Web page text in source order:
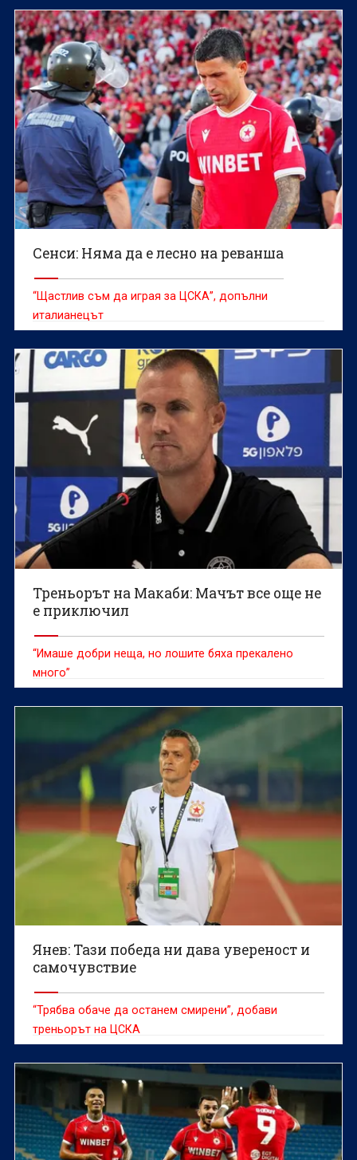
Сенси: Няма да е лесно на реванша
“Щастлив съм да играя за ЦСКА”, допълни
италианецът
Треньорът на Макаби: Мачът все още не
е приключил
“Имаше добри неща, но лошите бяха прекалено
много”
Янев: Тази победа ни дава увереност и
самочувствие
“Трябва обаче да останем смирени”, добави
треньорът на ЦСКА